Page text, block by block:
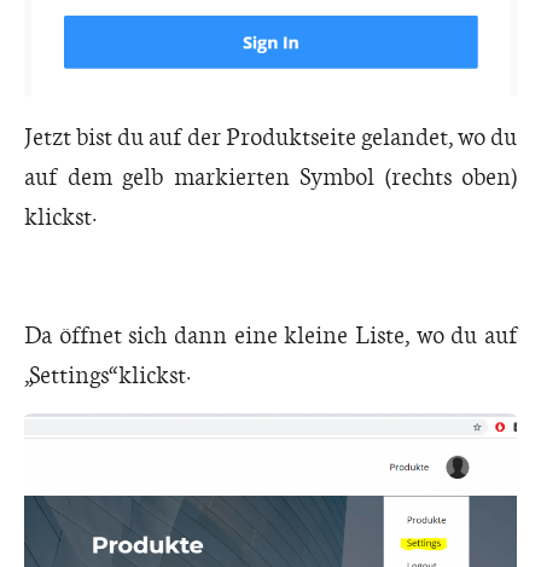
Jetzt bist du auf der Produktseite gelandet, wo du
auf dem gelb markierten Symbol (rechts oben)
klickst:
Da öffnet sich dann eine kleine Liste, wo du auf
„Settings“ klickst: